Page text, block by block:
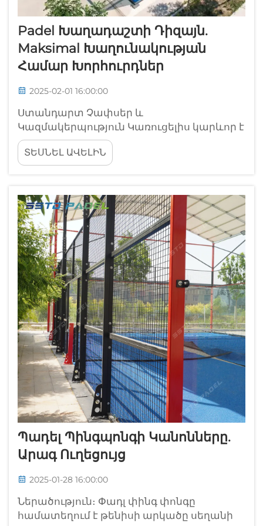
Padel Խաղադաշտի Դիզայն.
Maksimal Խաղունակության
Համար Խորհուրդներ
2025-02-01 16:00:00
Ստանդարտ Չափսեր և
Կազմակերպություն Կառուցելիս կարևոր է
ճանաչել պադելի դաշտի չափերն ու ձևը,
քանի որ դա կօգնի ապահովել, որ ամեն ինչ
համապատասխանում է
Ստանդարտ չափերը սովորաբար մոտ 20
մետր են երկարությամբ...
ՏԵՍՆԵԼ ԱՎԵԼԻՆ
Պադել Պինգպոնգի Կանոնները.
Արագ Ուղեցույց
2025-01-28 16:00:00
Ներածություն։ Փադլ փինգ փոնգը
համատեղում է թենիսի արկածը սեղանի